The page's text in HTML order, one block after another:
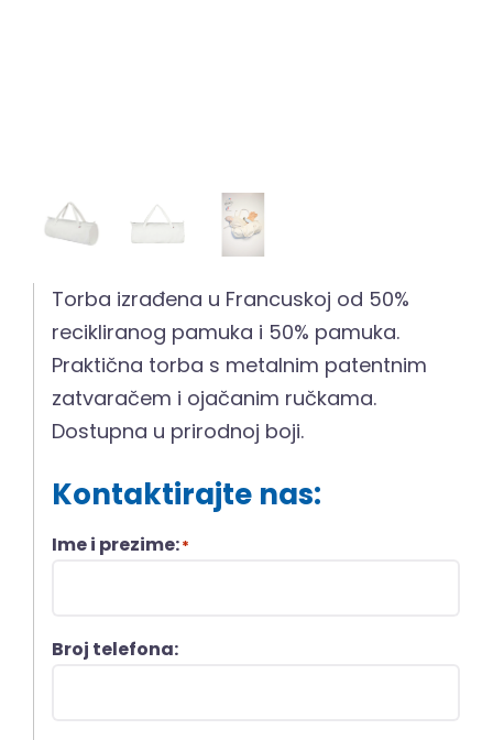
Torba izrađena u Francuskoj od 50%
recikliranog pamuka i 50% pamuka.
Praktična torba s metalnim patentnim
zatvaračem i ojačanim ručkama.
Dostupna u prirodnoj boji.
Kontaktirajte nas:
Ime i prezime:*
Broj telefona: